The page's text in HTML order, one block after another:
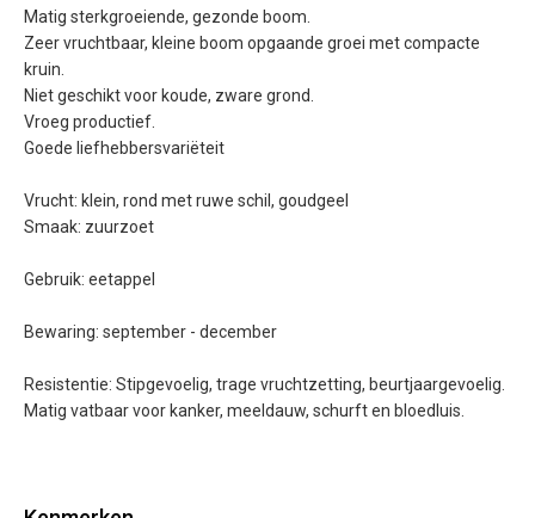
Matig sterkgroeiende, gezonde boom.
Zeer vruchtbaar, kleine boom opgaande groei met compacte
kruin.
Niet geschikt voor koude, zware grond.
Vroeg productief.
Goede liefhebbersvariëteit
Vrucht: klein, rond met ruwe schil, goudgeel
Smaak: zuurzoet
Gebruik: eetappel
Bewaring: september - december
Resistentie: Stipgevoelig, trage vruchtzetting, beurtjaargevoelig.
Matig vatbaar voor kanker, meeldauw, schurft en bloedluis.